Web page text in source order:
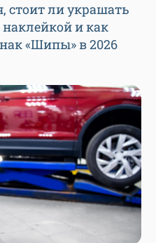
стоит ли украшать
и как
«Шипы» в 2026